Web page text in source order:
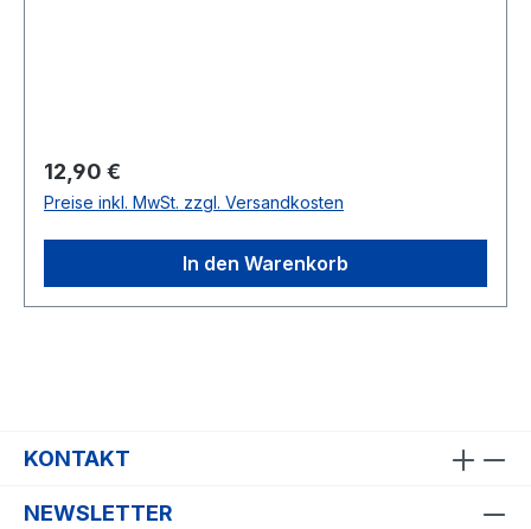
Regulärer Preis:
12,90 €
Preise inkl. MwSt. zzgl. Versandkosten
In den Warenkorb
KONTAKT
NEWSLETTER